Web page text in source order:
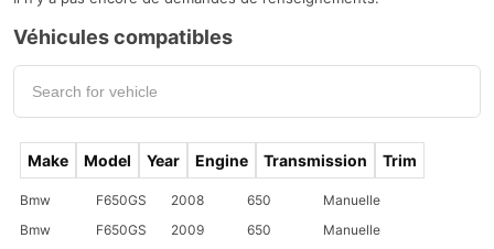
Véhicules compatibles
Make Model Year Engine Transmission Trim
Bmw F650GS 2008 650
Manuelle
Bmw
F650GS 2009 650
Manuelle